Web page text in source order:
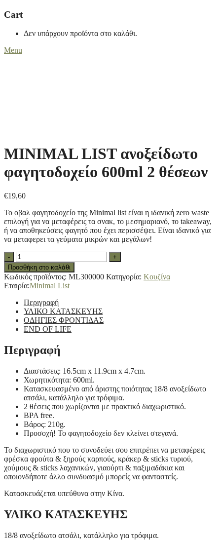
Cart
Δεν υπάρχουν προϊόντα στο καλάθι.
Menu
MINIMAL LIST ανοξείδωτο
φαγητοδοχείο 600ml 2 θέσεων
€19,60
Το οβαλ φαγητοδοχείο της Minimal list είναι η ιδανική zero waste
επιλογή για να μεταφέρεις τα σνακ, το μεσημαριανό, το takeaway,
ή να αποθηκεύσεις φαγητό που έχει περισσέψει. Είναι ιδανικό για
να μεταφερει τα γεύματα μικρών και μεγάλων!
MINIMAL
LIST
ανοξείδωτο
φαγητοδοχείο
600ml
θέσεων
quantity
-
+
Προσθήκη στο καλάθι
Κωδικός προϊόντος: ML300000 Κατηγορία: Κουζίνα
Εταιρία:Minimal List
Περιγραφή
ΥΛΙΚΟ ΚΑΤΑΣΚΕΥΗΣ
ΟΔΗΓΙΕΣ ΦΡΟΝΤΙΔΑΣ
END OF LIFE
Περιγραφή
Διαστάσεις: 16.5cm x 11.9cm x 4.7cm.
Χωρητικότητα: 600ml.
Κατασκευασμένο από άριστης ποιότητας 18/8 ανοξείδωτο
ατσάλι, κατάλληλο για τρόφιμα.
2 θέσεις που χωρίζονται με πρακτικό διαχωριστικό.
BPA free.
Βάρος: 210g.
Προσοχή! Το φαγητοδοχείο δεν κλείνει στεγανά.
Το διαχωριστικό που το συνοδεύει σου επιτρέπει να μεταφέρεις
φρέσκα φρούτα & ξηρούς καρπούς, κράκερ & sticks τυριού,
χούμους & sticks λαχανικών, γιαούρτι & παξιμαδάκια και
οποιονδήποτε άλλο συνδυασμό μπορείς να φανταστείς.
Κατασκευάζεται υπεύθυνα στην Κίνα.
ΥΛΙΚΟ ΚΑΤΑΣΚΕΥΗΣ
18/8 ανοξείδωτο ατσάλι, κατάλληλο για τρόφιμα.